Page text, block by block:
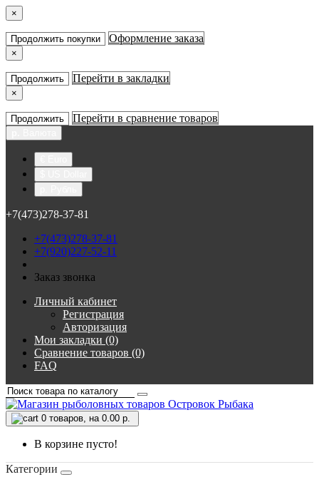
×
Продолжить покупки Оформление заказа
×
Продолжить Перейти в закладки
×
Продолжить Перейти в сравнение товаров
+7(473)278-37-81
+7(473)278-37-81
+7(920)227-52-11
Заказ звонка
Личный кабинет
Регистрация
Авторизация
Мои закладки (0)
Сравнение товаров (0)
FAQ
0 товаров, на 0.00 р.
В корзине пусто!
Категории